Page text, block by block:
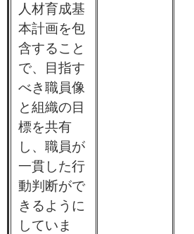
人材育成基
本計画を包
含すること
で、目指す
べき職員像
と組織の目
標を共有
し、職員が
一貫した行
動判断がで
きるように
していま